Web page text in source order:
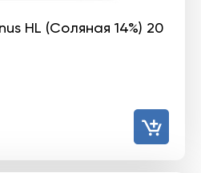
HL (Соляная 14%) 20